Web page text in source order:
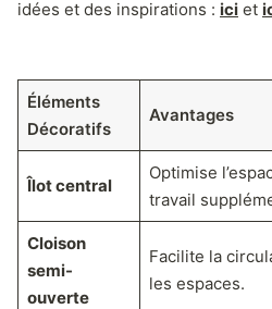
idées et des inspirations : ici et
Éléments
Décoratifs
Avantages
Îlot central
Optimise
travail
Cloison
semi-
ouverte
Facilite la
les espaces.